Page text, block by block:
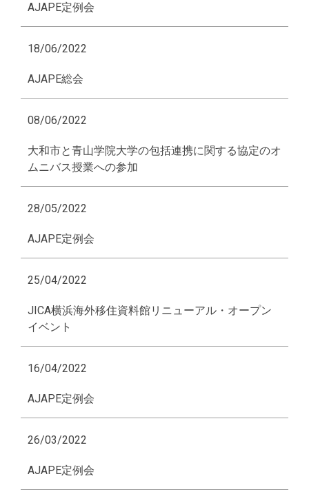
AJAPE定例会
18/06/2022
AJAPE総会
08/06/2022
大和市と青山学院大学の包括連携に関する協定のオ
ムニバス授業への参加
28/05/2022
AJAPE定例会
25/04/2022
JICA横浜海外移住資料館リニューアル・オープン
イベント
16/04/2022
AJAPE定例会
26/03/2022
AJAPE定例会